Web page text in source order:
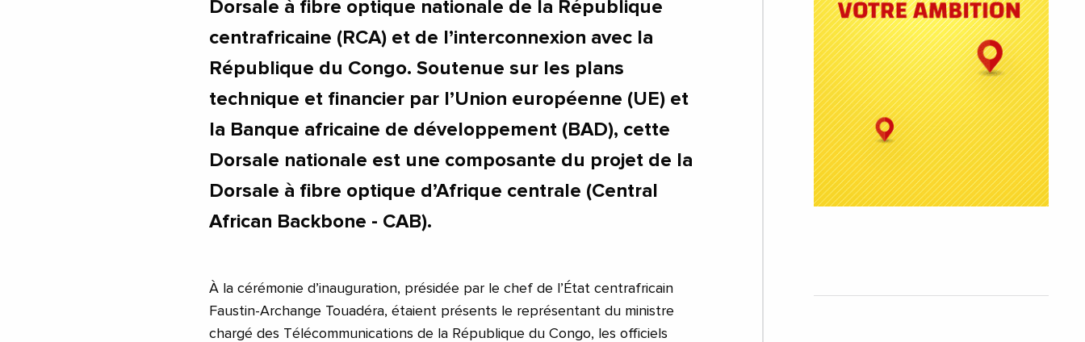
Dorsale à fibre optique nationale de la République
centrafricaine (RCA) et de l’interconnexion avec la
République du Congo. Soutenue sur les plans
technique et financier par l’Union européenne (UE) et
la Banque africaine de développement (BAD), cette
Dorsale nationale est une composante du projet de la
Dorsale à fibre optique d’Afrique centrale (Central
African Backbone - CAB).
À la cérémonie d’inauguration, présidée par le chef de l’État centrafricain
Faustin-Archange Touadéra, étaient présents le représentant du ministre
chargé des Télécommunications de la République du Congo, les officiels